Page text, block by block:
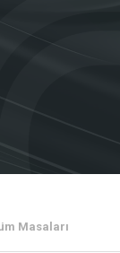
Masaları